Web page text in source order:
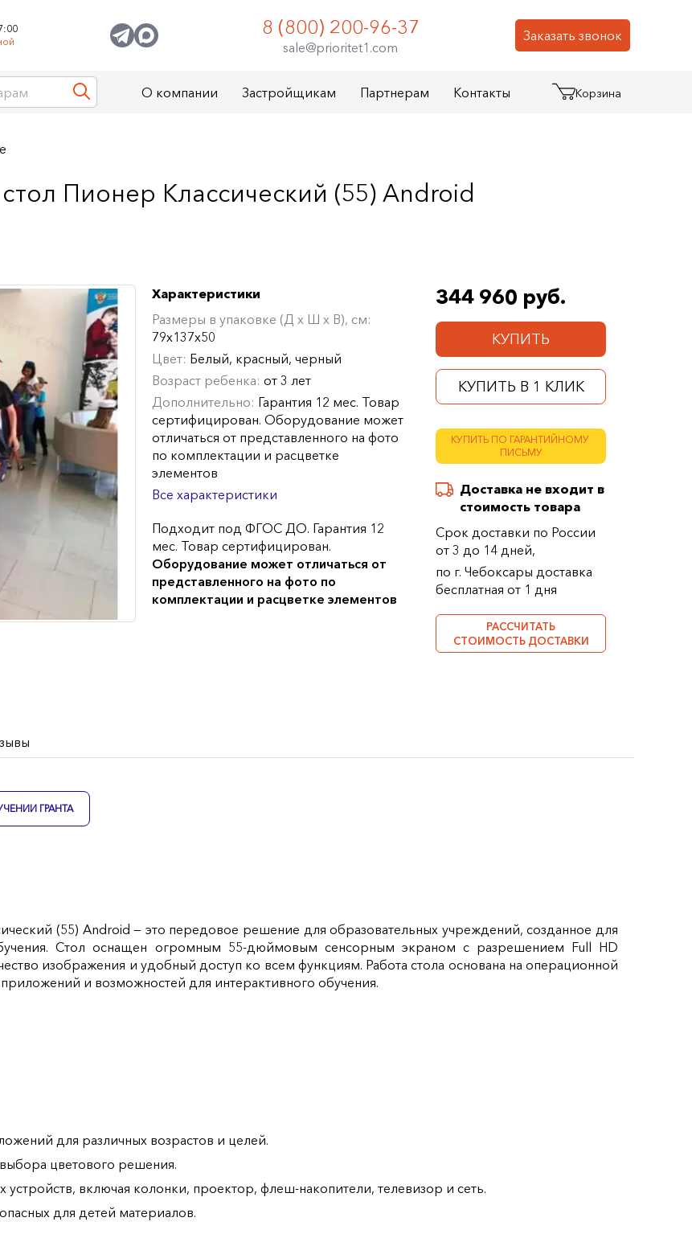
Заказать звонок
8 (800) 200-96-37
sale@prioritet1.com
О компании Застройщикам Партнерам Контакты Корзина
Пионер Классический (55) Android
344 960 руб.
КУПИТЬ
КУПИТЬ В 1 КЛИК
КУПИТЬ ПО ГАРАНТИЙНОМУ
ПИСЬМУ
Доставка не входит в
стоимость товара
Срок доставки по России
от 3 до 14 дней,
по г. Чебоксары доставка
бесплатная от 1 дня
РАССЧИТАТЬ
СТОИМОСТЬ ДОСТАВКИ
Характеристики
Размеры в упаковке (Д х Ш х В), см:
79х137х50
Цвет: Белый, красный, черный
Возраст ребенка: от 3 лет
Дополнительно: Гарантия 12 мес. Товар
сертифицирован. Оборудование может
отличаться от представленного на фото
по комплектации и расцветке
элементов
Все характеристики
Подходит под ФГОС ДО. Гарантия 12
мес. Товар сертифицирован.
Оборудование может отличаться от
представленного на фото по
комплектации и расцветке элементов
ГРАНТА
(55) Android — это передовое решение для образовательных учреждений, созданное для
Стол оснащен огромным 55-дюймовым сенсорным экраном с разрешением Full HD
изображения и удобный доступ ко всем функциям. Работа стола основана на операционной
и возможностей для интерактивного обучения.
для различных возрастов и целей.
цветового решения.
включая колонки, проектор, флеш-накопители, телевизор и сеть.
для детей материалов.